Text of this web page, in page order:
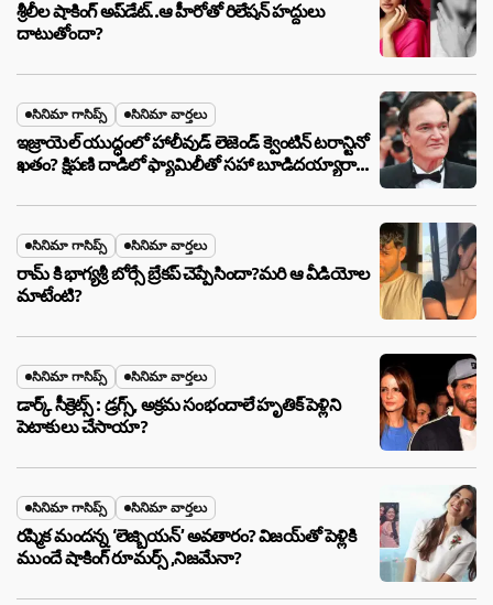
శ్రీలీల షాకింగ్ అప్‌డేట్..ఆ హీరోతో రిలేషన్ హద్దులు
దాటుతోందా?
సినిమా గాసిప్స్ సినిమా వార్తలు
ఇజ్రాయెల్ యుద్ధంలో హాలీవుడ్ లెజెండ్ క్వెంటిన్ టరాన్టినో
ఖతం? క్షిపణి దాడిలో ఫ్యామిలీతో సహా బూడిదయ్యారా?
సినిమా గాసిప్స్ సినిమా వార్తలు
రామ్ కి భాగ్యశ్రీ బోర్సే బ్రేకప్ చెప్పేసిందా?మరి ఆ వీడియోల
మాటేంటి?
సినిమా గాసిప్స్ సినిమా వార్తలు
డార్క్ సీక్రెట్స్ : డ్రగ్స్, అక్రమ సంభందాలే హృతిక్ పెళ్లిని
పెటాకులు చేసాయా?
సినిమా గాసిప్స్ సినిమా వార్తలు
రష్మిక మందన్న ‘లెజ్బియన్’ అవతారం? విజయ్‌తో పెళ్లికి
ముందే షాకింగ్ రూమర్స్ ,నిజమేనా?